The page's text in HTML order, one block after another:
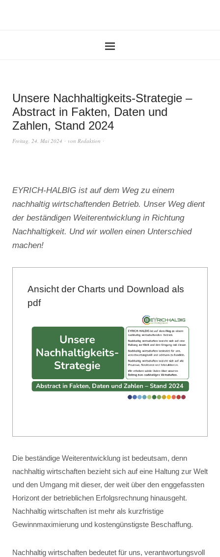
Unsere Nachhaltigkeits-Strategie –
Abstract in Fakten, Daten und
Zahlen, Stand 2024
Freitag, 24. Mai 2024 von Redaktion
EYRICH-HALBIG ist auf dem Weg zu einem
nachhaltig wirtschaftenden Betrieb. Unser Weg dient
der beständigen Weiterentwicklung in Richtung
Nachhaltigkeit. Und wir wollen einen Unterschied
machen!
Ansicht der Charts und Download als
pdf
Die beständige Weiterentwicklung ist bedeutsam, denn
nachhaltig wirtschaften bezieht sich auf eine Haltung zur Welt
und den Umgang mit dieser, der weit über den enggefassten
Horizont der betrieblichen Erfolgsrechnung hinausgeht.
Nachhaltig wirtschaften ist mehr als kurzfristige
Gewinnmaximierung und kostengünstigste Beschaffung.
Nachhaltig wirtschaften bedeutet für uns, verantwortungsvoll